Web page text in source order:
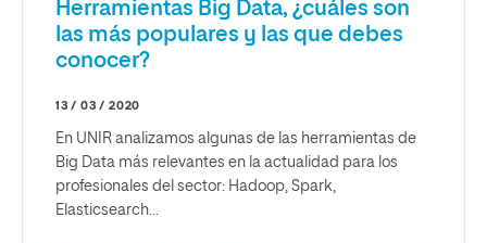
Herramientas Big Data, ¿cuáles son
las más populares y las que debes
conocer?
13 / 03 / 2020
En UNIR analizamos algunas de las herramientas de
Big Data más relevantes en la actualidad para los
profesionales del sector: Hadoop, Spark,
Elasticsearch...